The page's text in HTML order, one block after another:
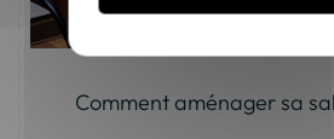
Comment aménager sa